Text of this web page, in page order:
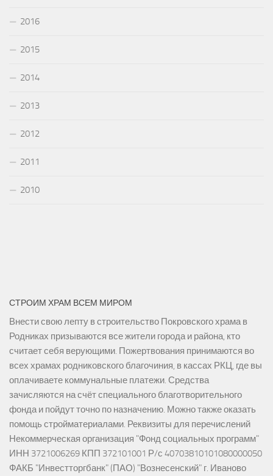
2016
2015
2014
2013
2012
2011
2010
СТРОИМ ХРАМ ВСЕМ МИРОМ
Внести свою лепту в строительство Покровского храма в
Родниках призываются все жители города и района, кто
считает себя верующими. Пожертвования принимаются во
всех храмах родниковского благочиния, в кассах РКЦ, где вы
оплачиваете коммунальные платежи. Средства
зачисляются на счёт специального благотворительного
фонда и пойдут точно по назначению. Можно также оказать
помощь стройматериалами. Реквизиты для перечислений
Некоммерческая организация "Фонд социальных программ"
ИНН 3721006269 КПП 372101001 Р/с 40703810101080000050
ФАКБ "Инвестторгбанк" (ПАО) "Вознесенский" г. Иваново